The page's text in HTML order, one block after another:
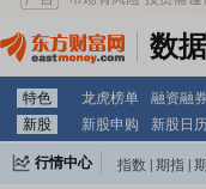
数
特色 龙虎榜单 融资融券
新股
新股申购 新股日
行情中心 指数 期指